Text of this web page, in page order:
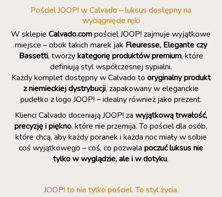
Pościel JOOP! w Calvado – luksus dostępny na
wyciągnięcie ręki
W sklepieCalvado.compościel JOOP! zajmuje wyjątkowe
miejsce – obok takich marek jak Fleuresse, Elegante czy
Bassetti, tworzykategorię produktów premium, które
definiują styl współczesnej sypialni.
Każdy komplet dostępny w Calvado to oryginalny produkt
z niemieckiej dystrybucji, zapakowany w eleganckie
pudełko z logo JOOP! – idealny również jako prezent.
Klienci Calvado doceniają JOOP! za wyjątkową trwałość,
precyzję i piękno, które nie przemija. To pościel dla osób,
które chcą, aby każdy poranek i każda noc miały w sobie
coś wyjątkowego – coś, co pozwala poczuć luksus nie
tylko w wyglądzie, ale i w dotyku.
JOOP! to nie tylko pościel. To styl życia.